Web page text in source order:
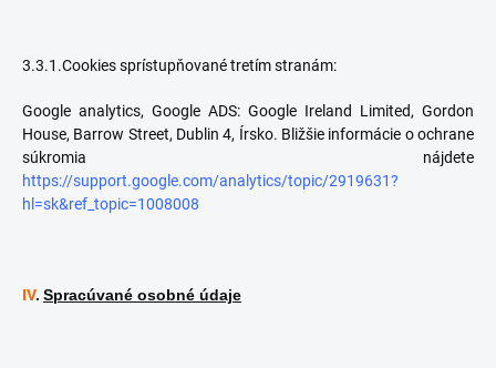
3.3.1.Cookies sprístupňované tretím stranám:
Google analytics, Google ADS: Google Ireland Limited, Gordon
House, Barrow Street, Dublin 4, Írsko. Bližšie informácie o ochrane
súkromia nájdete
https://support.google.com/analytics/topic/2919631?
hl=sk&ref_topic=1008008
IV. Spracúvané osobné údaje